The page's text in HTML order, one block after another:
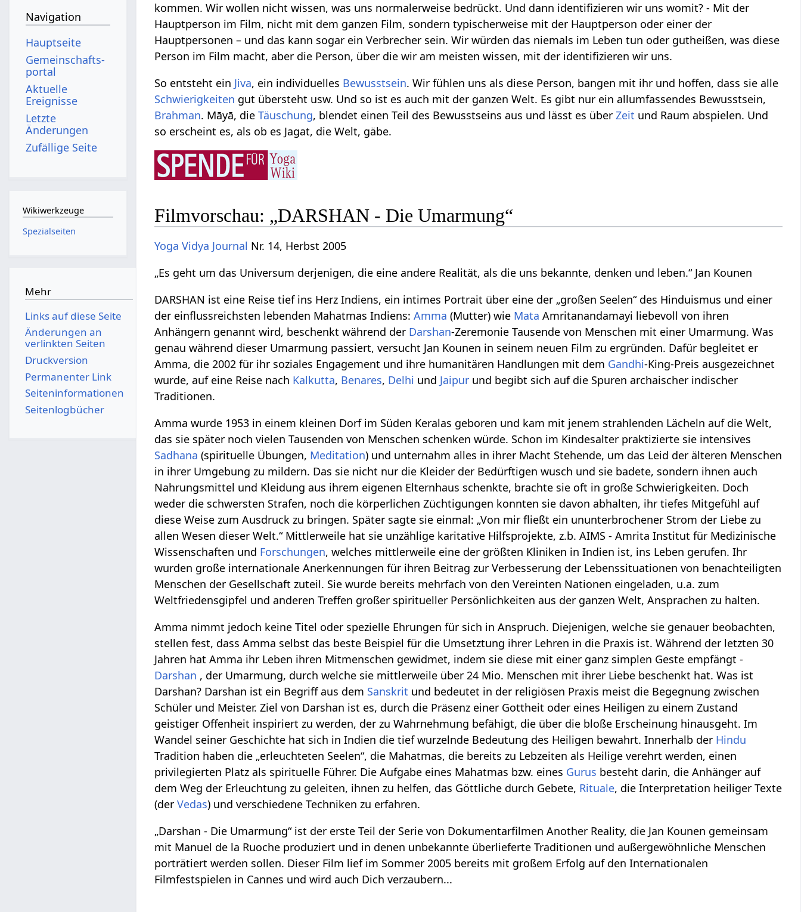
kommen. Wir wollen nicht wissen, was uns normalerweise bedrückt. Und dann identifizieren wir uns womit? - Mit der
Hauptperson im Film, nicht mit dem ganzen Film, sondern typischerweise mit der Hauptperson oder einer der
Hauptpersonen – und das kann sogar ein Verbrecher sein. Wir würden das niemals im Leben tun oder gutheißen, was diese
Person im Film macht, aber die Person, über die wir am meisten wissen, mit der identifizieren wir uns.
So entsteht ein Jiva, ein individuelles Bewusstsein. Wir fühlen uns als diese Person, bangen mit ihr und hoffen, dass sie alle
Schwierigkeiten gut übersteht usw. Und so ist es auch mit der ganzen Welt. Es gibt nur ein allumfassendes Bewusstsein,
Brahman. Māyā, dieTäuschung, blendet einen Teil des Bewusstseins aus und lässt es überZeit und Raum abspielen. Und
so erscheint es, als ob es Jagat, die Welt, gäbe.
Filmvorschau: „DARSHAN - Die Umarmung“
Yoga Vidya Journal Nr. 14, Herbst 2005
„Es geht um das Universum derjenigen, die eine andere Realität, als die uns bekannte, denken und leben.“ Jan Kounen
DARSHAN ist eine Reise tief ins Herz Indiens, ein intimes Portrait über eine der „großen Seelen“ des Hinduismus und einer
der einflussreichsten lebenden Mahatmas Indiens:Amma (Mutter) wie Mata Amritanandamayi liebevoll von ihren
Anhängern genannt wird, beschenkt während der Darshan-Zeremonie Tausende von Menschen mit einer Umarmung. Was
genau während dieser Umarmung passiert, versucht Jan Kounen in seinem neuen Film zu ergründen. Dafür begleitet er
Amma, die 2002 für ihr soziales Engagement und ihre humanitären Handlungen mit dem Gandhi-King-Preis ausgezeichnet
wurde, auf eine Reise nach Kalkutta, Benares, Delhi und Jaipur und begibt sich auf die Spuren archaischer indischer
Traditionen.
Amma wurde 1953 in einem kleinen Dorf im Süden Keralas geboren und kam mit jenem strahlenden Lächeln auf die Welt,
das sie später noch vielen Tausenden von Menschen schenken würde. Schon im Kindesalter praktizierte sie intensives
Sadhana (spirituelle Übungen, Meditation) und unternahm alles in ihrer Macht Stehende, um das Leid der älteren Menschen
in ihrer Umgebung zu mildern. Das sie nicht nur die Kleider der Bedürftigen wusch und sie badete, sondern ihnen auch
Nahrungsmittel und Kleidung aus ihrem eigenen Elternhaus schenkte, brachte sie oft in große Schwierigkeiten. Doch
weder die schwersten Strafen, noch die körperlichen Züchtigungen konnten sie davon abhalten, ihr tiefes Mitgefühl auf
diese Weise zum Ausdruck zu bringen. Später sagte sie einmal: „Von mir fließt ein ununterbrochener Strom der Liebe zu
allen Wesen dieser Welt.“ Mittlerweile hat sie unzählige karitative Hilfsprojekte, z.b. AIMS - Amrita Institut für Medizinische
Wissenschaften und Forschungen, welches mittlerweile eine der größten Kliniken in Indien ist, ins Leben gerufen. Ihr
wurden große internationale Anerkennungen für ihren Beitrag zur Verbesserung der Lebenssituationen von benachteiligten
Menschen der Gesellschaft zuteil. Sie wurde bereits mehrfach von den Vereinten Nationen eingeladen, u.a. zum
Weltfriedensgipfel und anderen Treffen großer spiritueller Persönlichkeiten aus der ganzen Welt, Ansprachen zu halten.
Amma nimmt jedoch keine Titel oder spezielle Ehrungen für sich in Anspruch. Diejenigen, welche sie genauer beobachten,
stellen fest, dass Amma selbst das beste Beispiel für die Umsetztung ihrer Lehren in die Praxis ist. Während der letzten 30
Jahren hat Amma ihr Leben ihren Mitmenschen gewidmet, indem sie diese mit einer ganz simplen Geste empfängt -
Darshan , der Umarmung, durch welche sie mittlerweile über 24 Mio. Menschen mit ihrer Liebe beschenkt hat. Was ist
Darshan? Darshan ist ein Begriff aus dem Sanskrit und bedeutet in der religiösen Praxis meist die Begegnung zwischen
Schüler und Meister. Ziel von Darshan ist es, durch die Präsenz einer Gottheit oder eines Heiligen zu einem Zustand
geistiger Offenheit inspiriert zu werden, der zu Wahrnehmung befähigt, die über die bloße Erscheinung hinausgeht. Im
Wandel seiner Geschichte hat sich in Indien die tief wurzelnde Bedeutung des Heiligen bewahrt. Innerhalb der Hindu
Tradition haben die „erleuchteten Seelen“, die Mahatmas, die bereits zu Lebzeiten als Heilige verehrt werden, einen
privilegierten Platz als spirituelle Führer. Die Aufgabe eines Mahatmas bzw. eines Gurus besteht darin, die Anhänger auf
dem Weg der Erleuchtung zu geleiten, ihnen zu helfen, das Göttliche durch Gebete, Rituale, die Interpretation heiliger Texte
(derVedas) und verschiedene Techniken zu erfahren.
„Darshan - Die Umarmung“ ist der erste Teil der Serie von Dokumentarfilmen Another Reality, die Jan Kounen gemeinsam
mit Manuel de la Ruoche produziert und in denen unbekannte überlieferte Traditionen und außergewöhnliche Menschen
porträtiert werden sollen. Dieser Film lief im Sommer 2005 bereits mit großem Erfolg auf den Internationalen
Filmfestspielen in Cannes und wird auch Dich verzaubern...
Navigation
Hauptseite
Gemeinschafts­
portal
Aktuelle
Ereignisse
Letzte
Änderungen
Zufällige Seite
Wikiwerkzeuge
Spezialseiten
Mehr
Links auf diese Seite
Änderungen an
verlinkten Seiten
Druckversion
Permanenter Link
Seiten­­informationen
Seitenlogbücher